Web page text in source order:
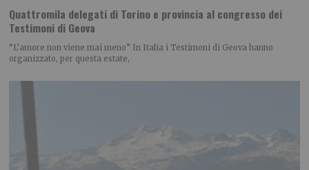
Quattromila delegati di Torino e provincia al congresso dei
Testimoni di Geova
“L’amore non viene mai meno” In Italia i Testimoni di Geova hanno
organizzato, per questa estate,